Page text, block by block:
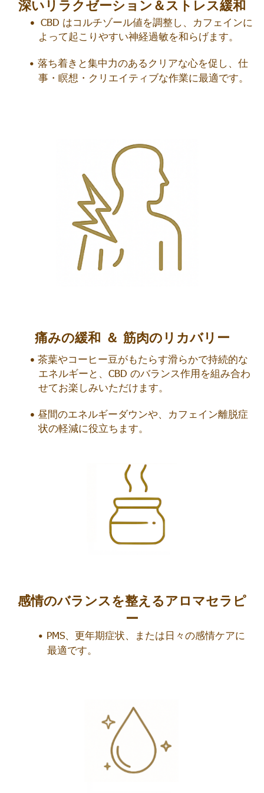
深いリラクゼーション＆ストレス緩和
CBD はコルチゾール値を調整し、カフェインに
よって起こりやすい神経過敏を和らげます。
落ち着きと集中力のあるクリアな心を促し、仕
事・瞑想・クリエイティブな作業に最適です。
痛みの緩和 ＆ 筋肉のリカバリー
茶葉やコーヒー豆がもたらす滑らかで持続的な
エネルギーと、CBD のバランス作用を組み合わ
せてお楽しみいただけます。
昼間のエネルギーダウンや、カフェイン離脱症
状の軽減に役立ちます。
感情のバランスを整えるアロマセラピ
ー
PMS、更年期症状、または日々の感情ケアに
最適です。